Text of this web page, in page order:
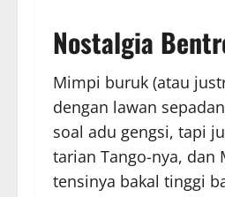
Nostalgia
Mimpi buruk (atau
dengan lawan
soal adu gengsi, tapi
tarian Tango-nya, dan
tensinya bakal tinggi